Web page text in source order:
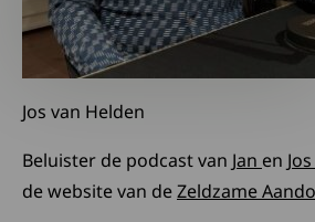
Jos van Helden
Beluister de podcast van Jan Deze
en Jos
de website van deZeldzame